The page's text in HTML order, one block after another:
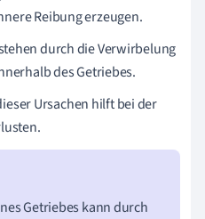
Reibung erzeugen.
durch die Verwirbelung
des Getriebes.
Ursachen hilft bei der
Getriebes kann durch